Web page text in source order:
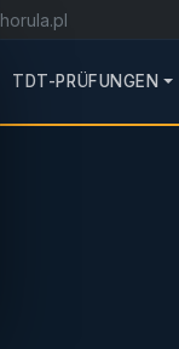
TDT-PRÜFUNGEN